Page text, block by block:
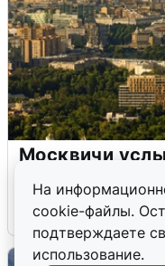
На
cookie-файлы.
подтверждаете
использование.
Москвичи
7 августа 0